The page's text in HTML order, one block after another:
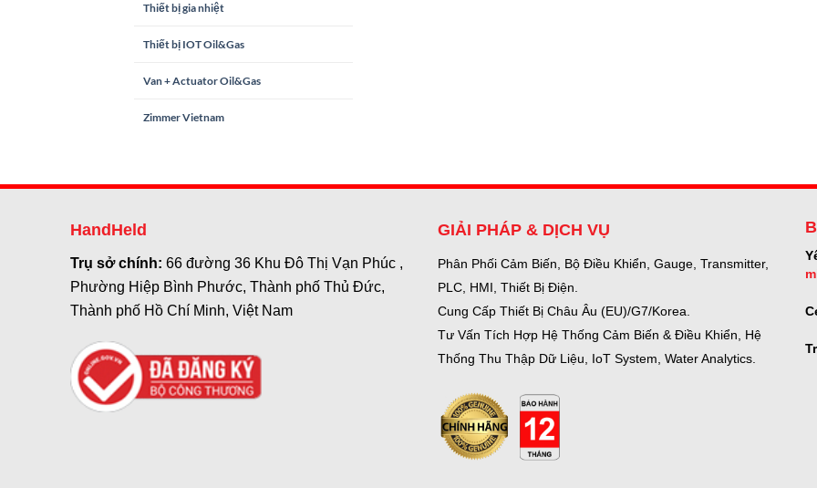
Thiết bị gia nhiệt
Thiết bị IOT Oil&Gas
Van + Actuator Oil&Gas
Zimmer Vietnam
HandHeld
Trụ sở chính: 66 đường 36 Khu Đô Thị Vạn Phúc ,
Phường Hiệp Bình Phước, Thành phố Thủ Đức,
Thành phố Hồ Chí Minh, Việt Nam
GIẢI PHÁP & DỊCH VỤ
Phân Phối Cảm Biến, Bộ Điều Khiển, Gauge, Transmitter,
PLC, HMI, Thiết Bị Điện.
Cung Cấp Thiết Bị Châu Âu (EU)/G7/Korea.
Tư Vấn Tích Hợp Hệ Thống Cảm Biến & Điều Khiển, Hệ
Thống Thu Thập Dữ Liệu, IoT System, Water Analytics.